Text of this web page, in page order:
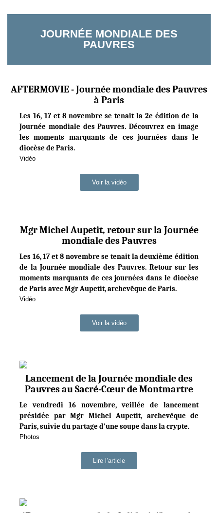
JOURNÉE MONDIALE DES
PAUVRES
AFTERMOVIE - Journée mondiale des Pauvres
à Paris
Les 16, 17 et 8 novembre se tenait la 2e édition de la
Journée mondiale des Pauvres. Découvrez en image
les moments marquants de ces journées dans le
diocèse de Paris.
Vidéo
Voir la vidéo
Mgr Michel Aupetit, retour sur la Journée
mondiale des Pauvres
Les 16, 17 et 8 novembre se tenait la deuxième édition
de la Journée mondiale des Pauvres. Retour sur les
moments marquants de ces journées dans le diocèse
de Paris avec Mgr Aupetit, archevêque de Paris.
Vidéo
Voir la vidéo
Lancement de la Journée mondiale des
Pauvres au Sacré-Cœur de Montmartre
Le vendredi 16 novembre, veillée de lancement
présidée par Mgr Michel Aupetit, archevêque de
Paris, suivie du partage d'une soupe dans la crypte.
Photos
Lire l’article